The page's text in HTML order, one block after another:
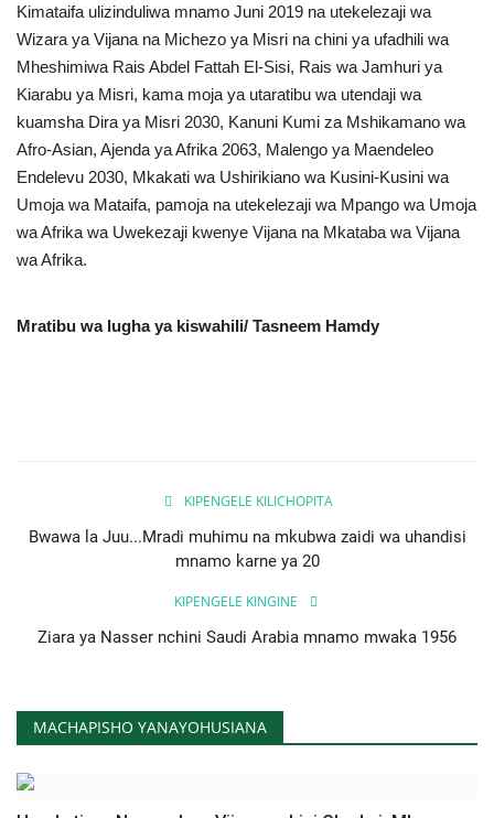
Kimataifa ulizinduliwa mnamo Juni 2019 na utekelezaji wa
Wizara ya Vijana na Michezo ya Misri na chini ya ufadhili wa
Mheshimiwa Rais Abdel Fattah El-Sisi, Rais wa Jamhuri ya
Kiarabu ya Misri, kama moja ya utaratibu wa utendaji wa
kuamsha Dira ya Misri 2030, Kanuni Kumi za Mshikamano wa
Afro-Asian, Ajenda ya Afrika 2063, Malengo ya Maendeleo
Endelevu 2030, Mkakati wa Ushirikiano wa Kusini-Kusini wa
Umoja wa Mataifa, pamoja na utekelezaji wa Mpango wa Umoja
wa Afrika wa Uwekezaji kwenye Vijana na Mkataba wa Vijana
wa Afrika.
Mratibu wa lugha ya kiswahili/ Tasneem Hamdy
KIPENGELE KILICHOPITA
Bwawa la Juu...Mradi muhimu na mkubwa zaidi wa uhandisi
mnamo karne ya 20
KIPENGELE KINGINE
Ziara ya Nasser nchini Saudi Arabia mnamo mwaka 1956
MACHAPISHO YANAYOHUSIANA